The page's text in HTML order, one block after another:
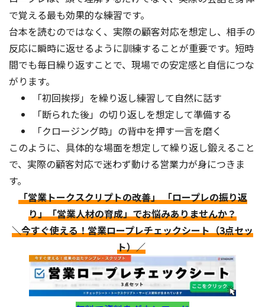
で覚える最も効果的な練習です。
台本を読むのではなく、実際の顧客対応を想定し、相手の
反応に瞬時に返せるように訓練することが重要です。短時
間でも毎日繰り返すことで、現場での安定感と自信につな
がります。
「初回挨拶」を繰り返し練習して自然に話す
「断られた後」の切り返しを想定して準備する
「クロージング時」の背中を押す一言を磨く
このように、具体的な場面を想定して繰り返し鍛えること
で、実際の顧客対応で迷わず動ける営業力が身につきま
す。
「営業トークスクリプトの改善」 「ロープレの振り返
り」「営業人材の育成」でお悩みありませんか？
＼今すぐ使える！営業ロープレチェックシート（3点セッ
ト）／